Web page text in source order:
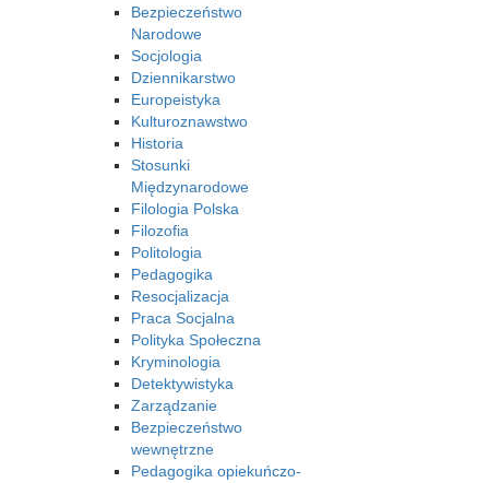
Bezpieczeństwo
Narodowe
Socjologia
Dziennikarstwo
Europeistyka
Kulturoznawstwo
Historia
Stosunki
Międzynarodowe
Filologia Polska
Filozofia
Politologia
Pedagogika
Resocjalizacja
Praca Socjalna
Polityka Społeczna
Kryminologia
Detektywistyka
Zarządzanie
Bezpieczeństwo
wewnętrzne
Pedagogika opiekuńczo-